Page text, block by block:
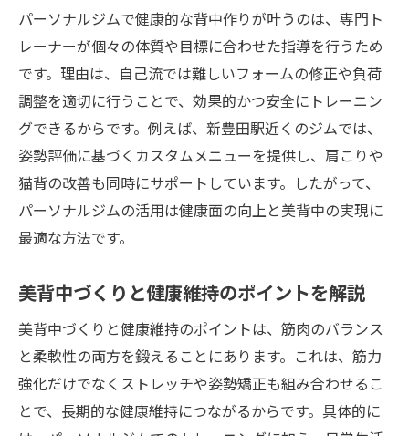
パーソナルジムで健康的な背中作りが叶うのは、専門ト
レーナーが個々の体質や目標に合わせた指導を行うため
です。理由は、自己流では難しいフォームの修正や負荷
調整を適切に行うことで、効果的かつ安全にトレーニン
グできるからです。例えば、新豊田駅近くのジムでは、
姿勢評価に基づくカスタムメニューを提供し、肩こりや
猫背の改善も同時にサポートしています。したがって、
パーソナルジムの活用は健康面の向上と美背中の実現に
最適な方法です。
美背中づくりと健康維持のポイントを解説
美背中づくりと健康維持のポイントは、筋肉のバランス
と柔軟性の両方を鍛えることにあります。これは、筋力
強化だけでなくストレッチや姿勢矯正も組み合わせるこ
とで、長期的な健康維持につながるからです。具体的に